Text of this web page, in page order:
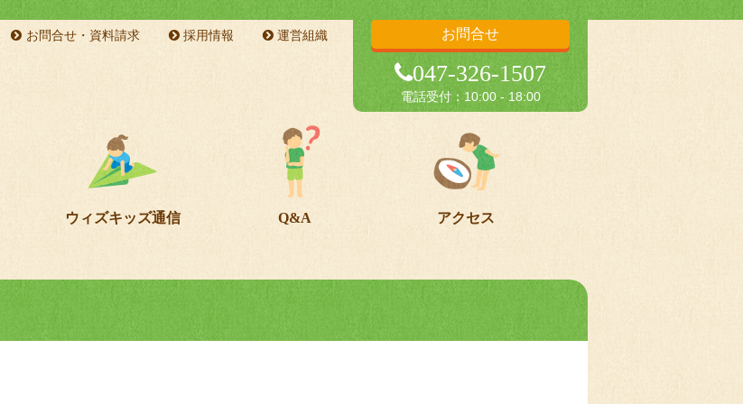
お問合せ
047-326-1507
電話受付：10:00 - 18:00
お問合せ・資料請求 採用情報 運営組織
ウィズキッズ通信 Q&A アクセス